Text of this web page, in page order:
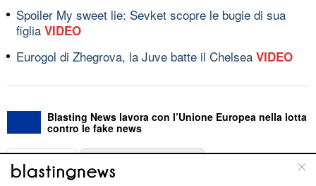
Spoiler My sweet lie: Sevket scopre le bugie di sua
figlia VIDEO
Eurogol di Zhegrova, la Juve batte il Chelsea VIDEO
Blasting News lavora con l’Unione Europea nella lotta
contro le fake news
ABOUT